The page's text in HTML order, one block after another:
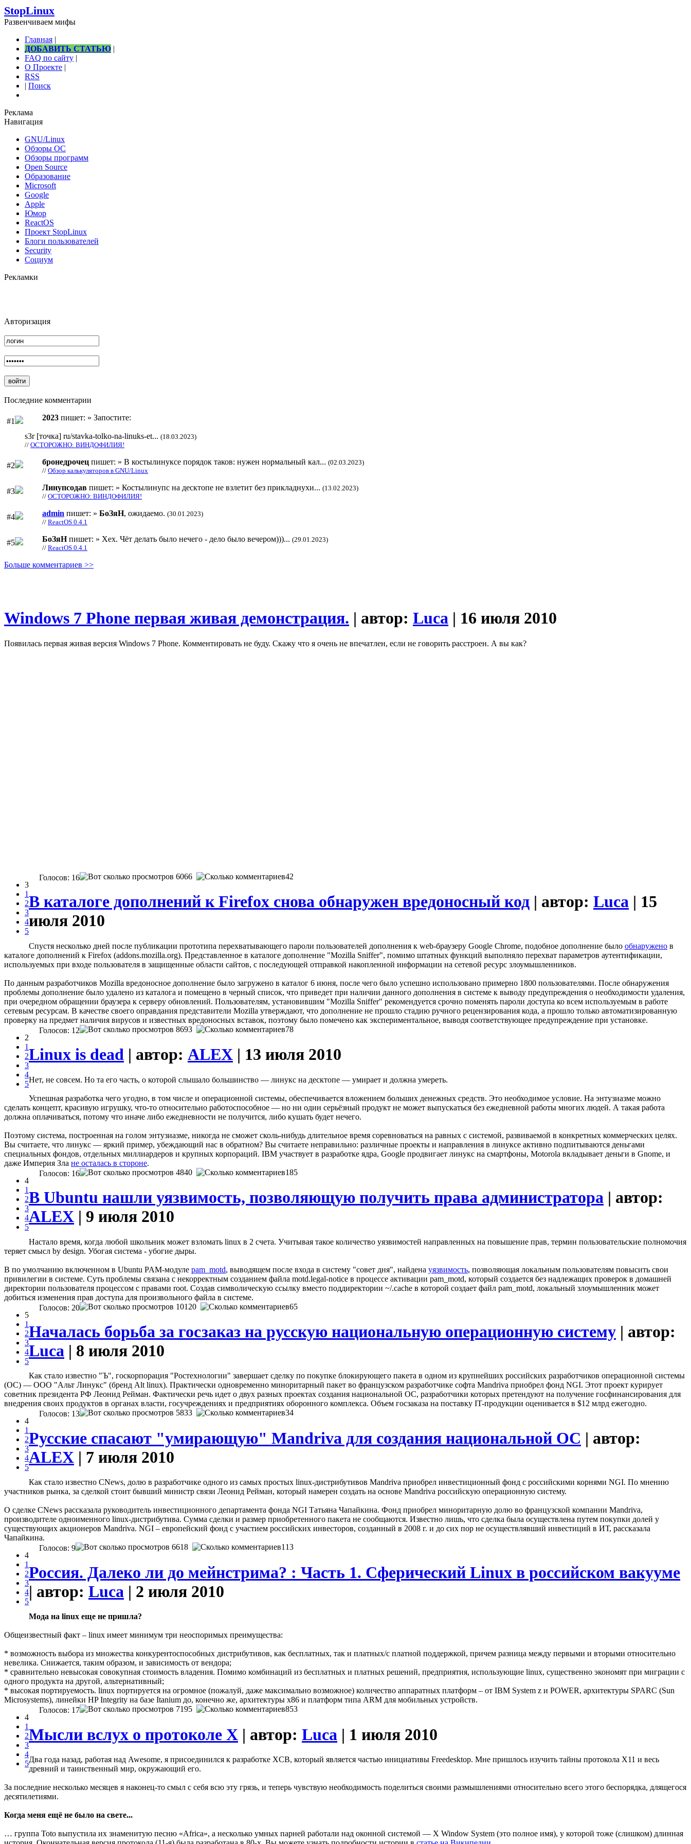
StopLinux
Развенчиваем мифы
Главная |
ДОБАВИТЬ СТАТЬЮ |
FAQ по сайту |
О Проекте |
RSS
| Поиск
Реклама
Навигация
GNU/Linux
Обзоры ОС
Обзоры программ
Open Source
Образование
Microsoft
Google
Apple
Юмор
ReactOS
Проект StopLinux
Блоги пользователей
Security
Социум
Рекламки
Авторизация
Последние комментарии
#1 2023 пишет: » Запостите:
s3r [точка] ru/stavka-tolko-na-linuks-et... (18.03.2023)
// ОСТОРОЖНО: ВИНДОФИЛИЯ!
#2 бронедрочец пишет: » В костылинуксе порядок таков: нужен нормальный кал... (02.03.2023)
// Обзор калькуляторов в GNU/Linux
#3 Линупсодав пишет: » Костылинупс на десктопе не взлетит без прикладнухи... (13.02.2023)
// ОСТОРОЖНО: ВИНДОФИЛИЯ!
#4 admin пишет: » БоЗяН, ожидаемо. (30.01.2023)
// ReactOS 0.4.1
#5 БоЗяНпишет: » Хех. Чёт делать было нечего - дело было вечером)))... (29.01.2023)
// ReactOS 0.4.1
Больше комментариев >>
Windows 7 Phone первая живая демонстрация. | автор: Luca | 16 июля 2010
Появилась первая живая версия Windows 7 Phone. Комментировать не буду. Скажу что я очень не впечатлен, если не говорить расстроен. А вы как?
3
1
2
3
4
5
Голосов: 16 6066 42
В каталоге дополнений к Firefox снова обнаружен вредоносный код | автор: Luca | 15
июля 2010
Спустя несколько дней после публикации прототипа перехватывающего пароли пользователей дополнения к web-браузеру Google Chrome, подобное дополнение было обнаружено в
каталоге дополнений к Firefox (addons.mozilla.org). Представленное в каталоге дополнение "Mozilla Sniffer", помимо штатных функций выполняло перехват параметров аутентификации,
используемых при входе пользователя в защищенные области сайтов, с последующей отправкой накопленной информации на сетевой ресурс злоумышленников.
По данным разработчиков Mozilla вредоносное дополнение было загружено в каталог 6 июня, после чего было успешно использовано примерно 1800 пользователями. После обнаружения
проблемы дополнение было удалено из каталога и помещено в черный список, что приведет при наличии данного дополнения в системе к выводу предупреждения о необходимости удаления,
при очередном обращении браузера к серверу обновлений. Пользователям, установившим "Mozilla Sniffer" рекомендуется срочно поменять пароли доступа ко всем используемым в работе
сетевым ресурсам. В качестве своего оправдания представители Mozilla утверждают, что дополнение не прошло стадию ручного рецензирования кода, а прошло только автоматизированную
проверку на предмет наличия вирусов и известных вредоносных вставок, поэтому было помечено как экспериментальное, выводя соответствующее предупреждение при установке.
2
1
2
3
4
5
Голосов: 12 8693 78
Linux is dead | автор: ALEX | 13 июля 2010
Нет, не совсем. Но та его часть, о которой слышало большинство — линукс на десктопе — умирает и должна умереть.
Успешная разработка чего угодно, в том числе и операционной системы, обеспечивается вложением больших денежных средств. Это необходимое условие. На энтузиазме можно
сделать концепт, красивую игрушку, что-то относительно работоспособное — но ни один серьёзный продукт не может выпускаться без ежедневной работы многих людей. А такая работа
должна оплачиваться, потому что иначе либо ежедневности не получится, либо кушать будет нечего.
Поэтому система, построенная на голом энтузиазме, никогда не сможет сколь-нибудь длительное время соревноваться на равных с системой, развиваемой в конкретных коммерческих целях.
Вы считаете, что линукс — яркий пример, убеждающий нас в обратном? Вы считаете неправильно: различные проекты и направления в линуксе активно подпитываются деньгами
специальных фондов, отдельных миллиардеров и крупных корпораций. IBM участвует в разработке ядра, Google продвигает линукс на смартфоны, Motorola вкладывает деньги в Gnome, и
даже Империя Зла не осталась в стороне.
4
1
2
3
4
5
Голосов: 16 4840 185
В Ubuntu нашли уязвимость, позволяющую получить права администратора | автор:
ALEX | 9 июля 2010
Настало время, когда любой школьник может взломать linux в 2 счета. Учитывая такое количество уязвимостей направленных на повышение прав, термин пользовательские полномочия
теряет смысл by design. Убогая система - убогие дыры.
В по умолчанию включенном в Ubuntu PAM-модуле pam_motd, выводящем после входа в систему "совет дня", найдена уязвимость, позволяющая локальным пользователям повысить свои
привилегии в системе. Суть проблемы связана с некорректным созданием файла motd.legal-notice в процессе активации pam_motd, который создается без надлежащих проверок в домашней
директории пользователя процессом с правами root. Создав символическую ссылку вместо поддиректории ~/.cache в которой создает файл pam_motd, локальный злоумышленник может
добиться изменения прав доступа для произвольного файла в системе.
5
1
2
3
4
5
Голосов: 20 10120 65
Началась борьба за госзаказ на русскую национальную операционную систему | автор:
Luca | 8 июля 2010
Как стало известно "Ъ", госкорпорация "Ростехнологии" завершает сделку по покупке блокирующего пакета в одном из крупнейших российских разработчиков операционной системы
(ОС) — ООО "Альт Линукс" (бренд Alt linux). Практически одновременно миноритарный пакет во французском разработчике софта Mandriva приобрел фонд NGI. Этот проект курирует
советник президента РФ Леонид Рейман. Фактически речь идет о двух разных проектах создания национальной ОС, разработчики которых претендуют на получение госфинансирования для
внедрения своих продуктов в органах власти, госучреждениях и предприятиях оборонного комплекса. Объем госзаказа на поставку IT-продукции оценивается в $12 млрд ежегодно.
4
1
2
3
4
5
Голосов: 13 5833 34
Русские спасают "умирающую" Mandriva для создания национальной ОС | автор:
ALEX | 7 июля 2010
Как стало известно CNews, долю в разработчике одного из самых простых linux-дистрибутивов Mandriva приобрел инвестиционный фонд с российскими корнями NGI. По мнению
участников рынка, за сделкой стоит бывший министр связи Леонид Рейман, который намерен создать на основе Mandriva российскую операционную систему.
О сделке CNews рассказала руководитель инвестиционного департамента фонда NGI Татьяна Чапайкина. Фонд приобрел миноритарную долю во французской компании Mandriva,
производителе одноименного linux-дистрибутива. Сумма сделки и размер приобретенного пакета не сообщаются. Известно лишь, что сделка была осуществлена путем покупки долей у
существующих акционеров Mandriva. NGI – европейский фонд с участием российских инвесторов, созданный в 2008 г. и до сих пор не осуществлявший инвестиций в ИТ, рассказала
Чапайкина.
4
1
2
3
4
5
Голосов: 9 6618 113
Россия. Далеко ли до мейнстрима? : Часть 1. Сферический Linux в российском вакууме
| автор: Luca | 2 июля 2010
Мода на linux еще не пришла?
Общеизвестный факт – linux имеет минимум три неоспоримых преимущества:
* возможность выбора из множества конкурентоспособных дистрибутивов, как бесплатных, так и платных/с платной поддержкой, причем разница между первыми и вторыми относительно
невелика. Снижается, таким образом, и зависимость от вендора;
* сравнительно невысокая совокупная стоимость владения. Помимо комбинаций из бесплатных и платных решений, предприятия, использующие linux, существенно экономят при миграции с
одного продукта на другой, альтернативный;
* высокая портируемость. linux портируется на огромное (пожалуй, даже максимально возможное) количество аппаратных платформ – от IBM System z и POWER, архитектуры SPARC (Sun
Microsystems), линейки HP Integrity на базе Itanium до, конечно же, архитектуры x86 и платформ типа ARM для мобильных устройств.
4
1
2
3
4
5
Голосов: 17 7195 853
Мысли вслух о протоколе X | автор: Luca | 1 июля 2010
Два года назад, работая над Awesome, я присоединился к разработке XCB, который является частью инициативы Freedesktop. Мне пришлось изучить тайны протокола X11 и весь
древний и таинственный мир, окружающий его.
За последние несколько месяцев я наконец-то смыл с себя всю эту грязь, и теперь чувствую необходимость поделиться своими размышлениями относительно всего этого беспорядка, длящегося
десятилетиями.
Когда меня ещё не было на свете...
… группа Toto выпустила их знаменитую песню «Africa», а несколько умных парней работали над оконной системой — X Window System (это полное имя), у которой тоже (слишком) длинная